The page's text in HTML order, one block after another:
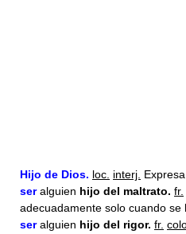
Hijo de Dios. loc. interj.
seralguien hijo del maltrato. fr.
adecuadamente solo cuando se
seralguien hijo del rigor. fr.